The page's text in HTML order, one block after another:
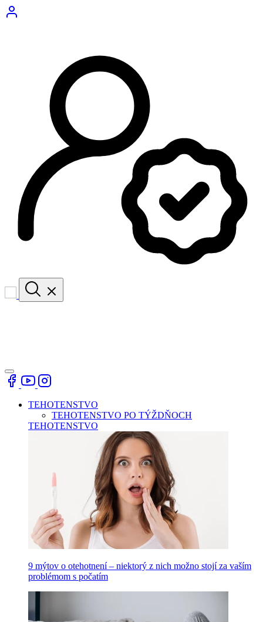
TEHOTENSTVO
TEHOTENSTVO PO TÝŽDŇOCH
TEHOTENSTVO
9 mýtov o otehotnení – niektorý z nich možno stojí za vaším
problémom s počatím